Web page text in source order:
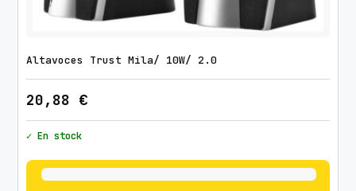
Altavoces Trust Mila/ 10W/ 2.0
20,88 €
✓ En stock